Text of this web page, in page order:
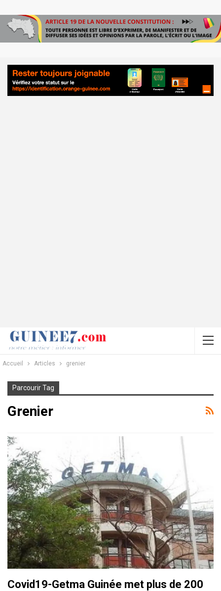
Accueil Articles grenier
Parcourir Tag
Grenier
Covid19-Getma Guinée met plus de 200